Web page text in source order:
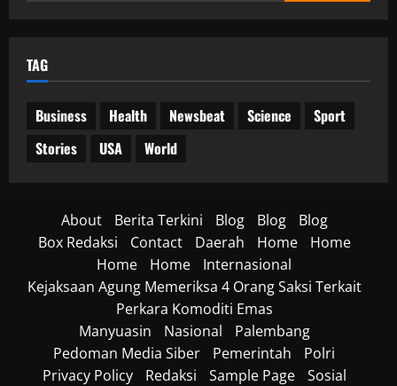
TAG
Business Health Newsbeat Science
Sport
Stories
USA World
About Berita Terkini Blog Blog
Blog
Box Redaksi
Contact Daerah Home
Home
Home
Home
Internasional
Kejaksaan Agung Memeriksa 4 Orang Saksi Terkait
Perkara Komoditi Emas
Manyuasin
Nasional
Palembang
Pedoman Media Siber
Pemerintah
Polri
Privacy Policy
Redaksi Sample Page
Sosial